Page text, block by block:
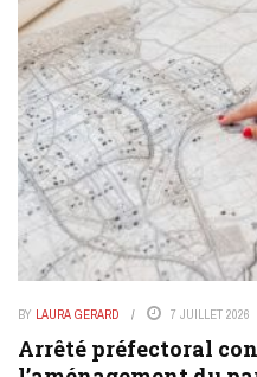
BY LAURA GERARD 7 JUILLET 2026
Arrêté préfectoral